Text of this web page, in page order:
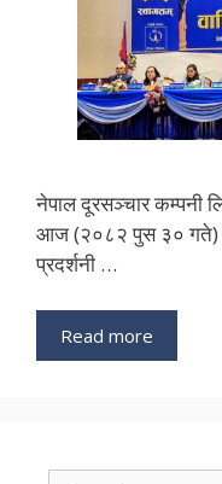
नेपाल दूरसञ्चार कम्पनी
आज (२०८२ पुस ३० गते)
प्रदर्शनी …
Read more